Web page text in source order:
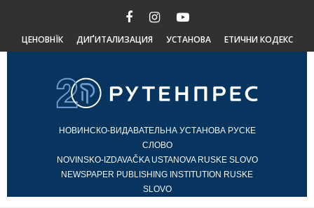
ЦЕНОВНЇК ДИҐИТАЛИЗАЦИЯ УСТАНОВА ЕТИЧНИ КОДЕКС
НОВИНСКО-ВИДАВАТЕЛЬНА УСТАНОВА РУСКЕ
СЛОВО
NOVINSKO-IZDAVAČKA USTANOVA RUSKE SLOVO
NEWSPAPER PUBLISHING INSTITUTION RUSKE
SLOVO